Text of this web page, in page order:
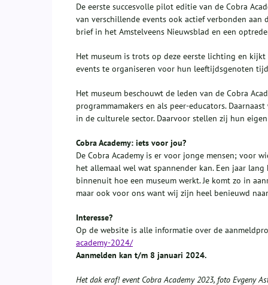
De eerste succesvolle pilot editie van de Cobra
van verschillende events ook actief verbonden aan
brief in het Amstelveens Nieuwsblad en een
Het museum is trots op deze eerste lichting en
events te organiseren voor hun leeftijdsgenoten
Het museum beschouwt de leden van de Cobra
programmamakers en als peer-educators.
in de culturele sector. Daarvoor stellen zij hun
Cobra Academy: iets voor jou?
De Cobra Academy is er voor jonge mensen; voor
het allemaal wel wat spannender kan. Een jaar
binnenuit hoe een museum werkt. Je komt zo in
maar ook voor ons want wij zijn heel benieuwd
Interesse?
Op de website is alle informatie over de
academy-2024/
Aanmelden kan t/m 8 januari 2024.
Het dak eraf! event Cobra Academy 2023, foto Evgeny